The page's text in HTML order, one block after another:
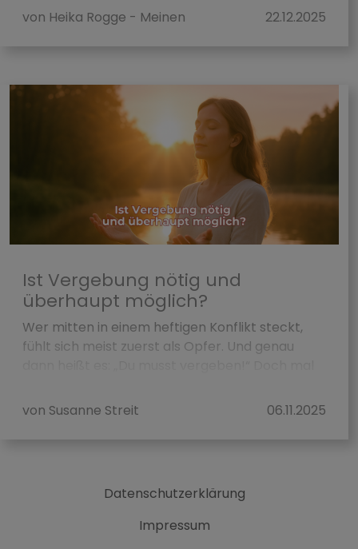
von Heika Rogge - Meinen
22.12.2025
Ist Vergebung nötig und
überhaupt möglich?
Wer mitten in einem heftigen Konflikt steckt,
fühlt sich meist zuerst als Opfer. Und genau
von Susanne Streit
06.11.2025
Datenschutzerklärung
Impressum